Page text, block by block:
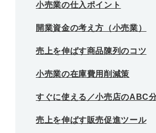
小売業の仕入ポイント
開業資金の考え方（小売業）
売上を伸ばす商品陳列のコツ
小売業の在庫費用削減策
すぐに使える／小売店のABC
売上を伸ばす販売促進ツール